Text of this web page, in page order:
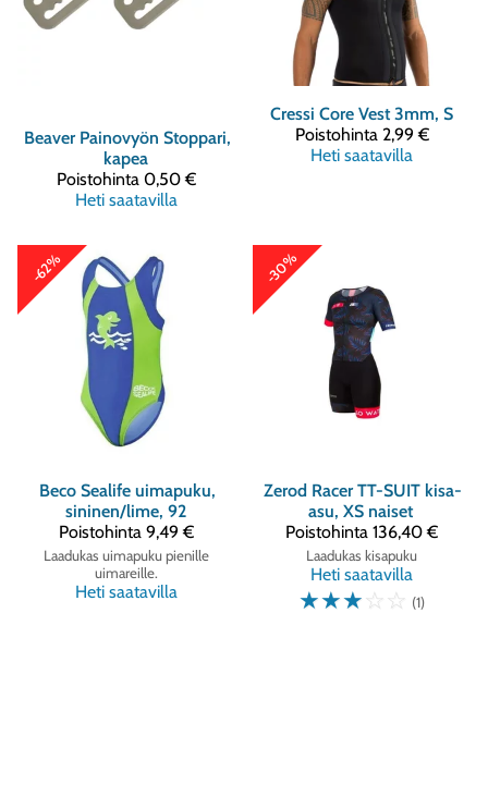
Beaver Painovyön Stoppari,
kapea
Poistohinta 0,50 €
Heti saatavilla
Cressi Core Vest 3mm, S
Poistohinta 2,99 €
Heti saatavilla
-62%
Beco Sealife uimapuku,
sininen/lime, 92
Poistohinta 9,49 €
Laadukas uimapuku pienille
uimareille.
Heti saatavilla
-30%
Zerod Racer TT-SUIT kisa-
asu, XS naiset
Poistohinta 136,40 €
Laadukas kisapuku
Heti saatavilla
☆☆☆☆ ☆ (1)